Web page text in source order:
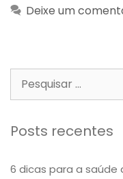
Deixe um
Posts recentes
6 dicas para a saúde